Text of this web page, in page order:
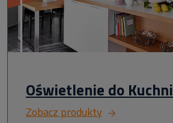
Oświetlenie do Kuchni
Zobacz produkty